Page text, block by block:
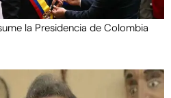
la Presidencia de Colombia